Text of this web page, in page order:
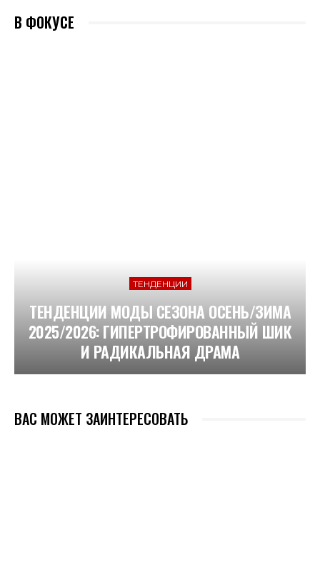
В ФОКУСЕ
ТЕНДЕНЦИИ
ТЕНДЕНЦИИ МОДЫ СЕЗОНА ОСЕНЬ/ЗИМА
2025/2026: ГИПЕРТРОФИРОВАННЫЙ ШИК
И РАДИКАЛЬНАЯ ДРАМА
ВАС МОЖЕТ ЗАИНТЕРЕСОВАТЬ